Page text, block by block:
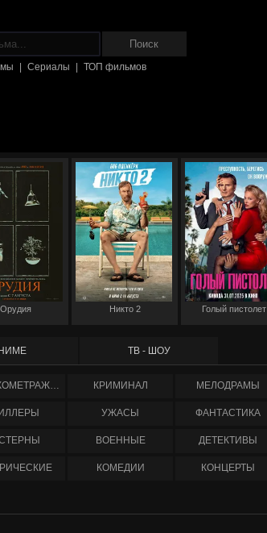
Сериалы ТОП фильмов
Орудия Никто 2 Голый пистолет
ТВ - ШОУ
КОРОТКОМЕТРАЖНЫЕ КРИМИНАЛ МЕЛОДРАМЫ
УЖАСЫ ФАНТАСТИКА
ВОЕННЫЕ ДЕТЕКТИВЫ
КОМЕДИИ КОНЦЕРТЫ